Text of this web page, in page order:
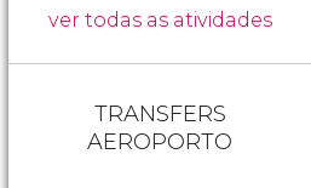
ver todas as atividades
TRANSFERS
AEROPORTO